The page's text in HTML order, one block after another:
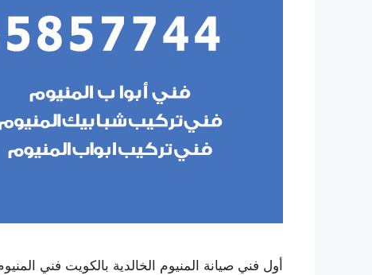
أول فني صيانة المنيوم الخالدية بالكويت فني